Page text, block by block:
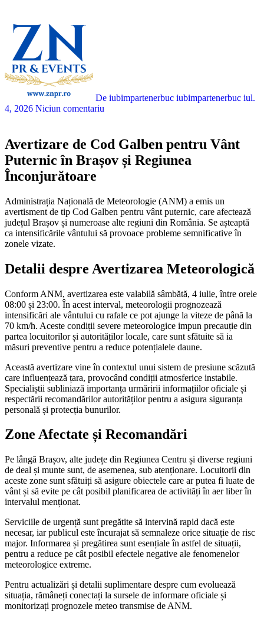
De iubimpartenerbuc iubimpartenerbuc iul.
4, 2026 Niciun comentariu
Avertizare de Cod Galben pentru Vânt
Puternic în Brașov și Regiunea
Înconjurătoare
Administrația Națională de Meteorologie (ANM) a emis un
avertisment de tip Cod Galben pentru vânt puternic, care afectează
județul Brașov și numeroase alte regiuni din România. Se așteaptă
ca intensificările vântului să provoace probleme semnificative în
zonele vizate.
Detalii despre Avertizarea Meteorologică
Conform ANM, avertizarea este valabilă sâmbătă, 4 iulie, între orele
08:00 și 23:00. În acest interval, meteorologii prognozează
intensificări ale vântului cu rafale ce pot ajunge la viteze de până la
70 km/h. Aceste condiții severe meteorologice impun precauție din
partea locuitorilor și autorităților locale, care sunt sfătuite să ia
măsuri preventive pentru a reduce potențialele daune.
Această avertizare vine în contextul unui sistem de presiune scăzută
care influențează țara, provocând condiții atmosferice instabile.
Specialiștii subliniază importanța urmăririi informațiilor oficiale și
respectării recomandărilor autorităților pentru a asigura siguranța
personală și protecția bunurilor.
Zone Afectate și Recomandări
Pe lângă Brașov, alte județe din Regiunea Centru și diverse regiuni
de deal și munte sunt, de asemenea, sub atenționare. Locuitorii din
aceste zone sunt sfătuiți să asigure obiectele care ar putea fi luate de
vânt și să evite pe cât posibil planificarea de activități în aer liber în
intervalul menționat.
Serviciile de urgență sunt pregătite să intervină rapid dacă este
necesar, iar publicul este încurajat să semnaleze orice situație de risc
major. Informarea și pregătirea sunt esențiale în astfel de situații,
pentru a reduce pe cât posibil efectele negative ale fenomenelor
meteorologice extreme.
Pentru actualizări și detalii suplimentare despre cum evoluează
situația, rămâneți conectați la sursele de informare oficiale și
monitorizați prognozele meteo transmise de ANM.